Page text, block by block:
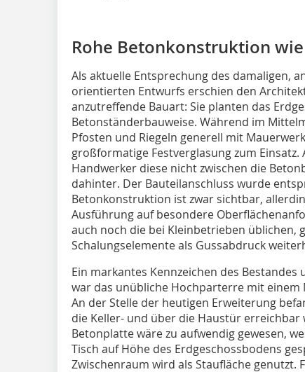
Rohe Betonkonstruktion
Als aktuelle Entsprechung des damaligen,
orientierten Entwurfs erschien den
anzutreffende Bauart: Sie planten das
Betonständerbauweise. Während im
Pfosten und Riegeln generell mit
großformatige Festverglasung zum
Handwerker diese nicht zwischen die
dahinter. Der Bauteilanschluss wurde
Betonkonstruktion ist zwar sichtbar,
Ausführung auf besondere
auch noch die bei Kleinbetrieben üblichen,
Schalungselemente als Gussabdruck
Ein markantes Kennzeichen des
war das unübliche Hochparterre mit einem
An der Stelle der heutigen Erweiterung
die Keller- und über die Haustür
Betonplatte wäre zu aufwendig gewesen,
Tisch auf Höhe des Erdgeschossbodens
Zwischenraum wird als Staufläche genutzt.